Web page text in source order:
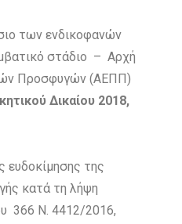
των ενδικοφανών
στάδιο – Αρχή
Προσφυγών (ΑΕΠΠ)
Δικαίου 2018,
ευδοκίμησης της
κατά τη λήψη
366 Ν. 4412/2016,